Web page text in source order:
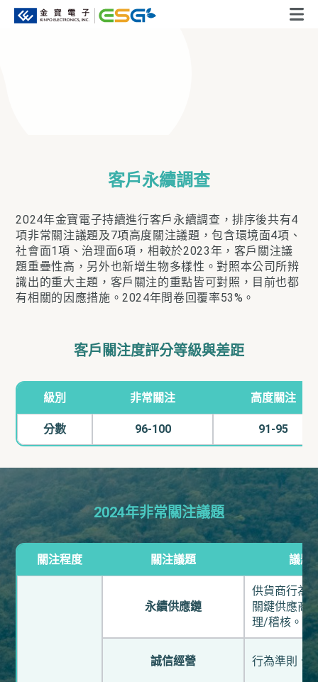
客戶永續調查
2024年金寶電子持續進行客戶永續調查，排序後共有4
項非常關注議題及7項高度關注議題，包含環境面4項、
社會面1項、治理面6項，相較於2023年，客戶關注議
題重疊性高，另外也新增生物多樣性。對照本公司所辨
識出的重大主題，客戶關注的重點皆可對照，目前也都
有相關的因應措施。2024年問卷回覆率53%。
客戶關注度評分等級與差距
級別 非常關注 高度關注
分數 96-100 91-95
2024年非常關注議題
關注程度 關注議題 議題
永續供應鏈
供貨商行為
關鍵供應商
理/稽核。
誠信經營 行為準則、